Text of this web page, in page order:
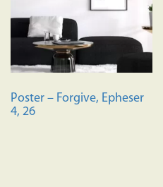
Poster – Forgive, Epheser
4, 26